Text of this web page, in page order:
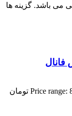
می باشد. گزینه ها
فانال
Price range: 8,970,000 تومان